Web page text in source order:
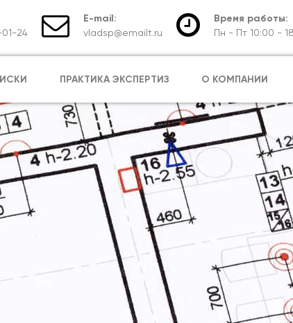
24
E-mail:
vladsp@emailt.ru
Время работы:
Пн - Пт 10:00 -
ПРАКТИКА ЭКСПЕРТИЗ О КОМПАНИИ